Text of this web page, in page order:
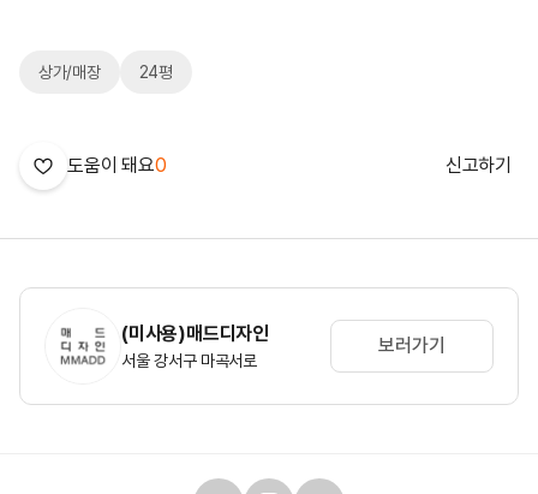
상가/매장 24평
도움이 돼요0 신고하기
(미사용)매드디자인
서울 강서구 마곡서로
보러가기